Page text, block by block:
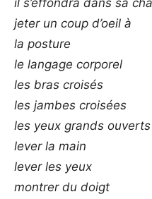
il s’effondra dans sa
jeter un coup d’oeil à
la posture
le langage corporel
les bras croisés
les jambes croisées
les yeux grands ouverts
lever la main
lever les yeux
montrer du doigt